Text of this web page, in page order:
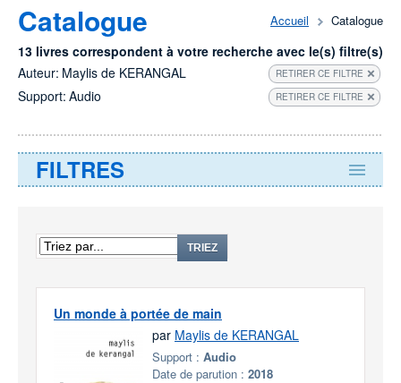
Accueil Catalogue
Catalogue
13 livres correspondent à votre recherche avec le(s) filtre(s)
Auteur: Maylis de KERANGAL RETIRER CE FILTRE
Support: Audio RETIRER CE FILTRE
FILTRES
TRIEZ
Un monde à portée de main
par Maylis de KERANGAL
Support : Audio
Date de parution : 2018